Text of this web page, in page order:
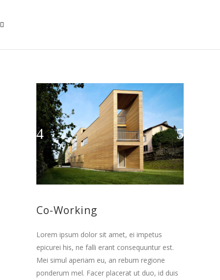
Co-Working
Lorem ipsum dolor sit amet, ei impetus
epicurei his, ne falli erant consequuntur est.
Mei simul aperiam eu, an rebum regione
ponderum mel. Facer placerat ut duo, id duis